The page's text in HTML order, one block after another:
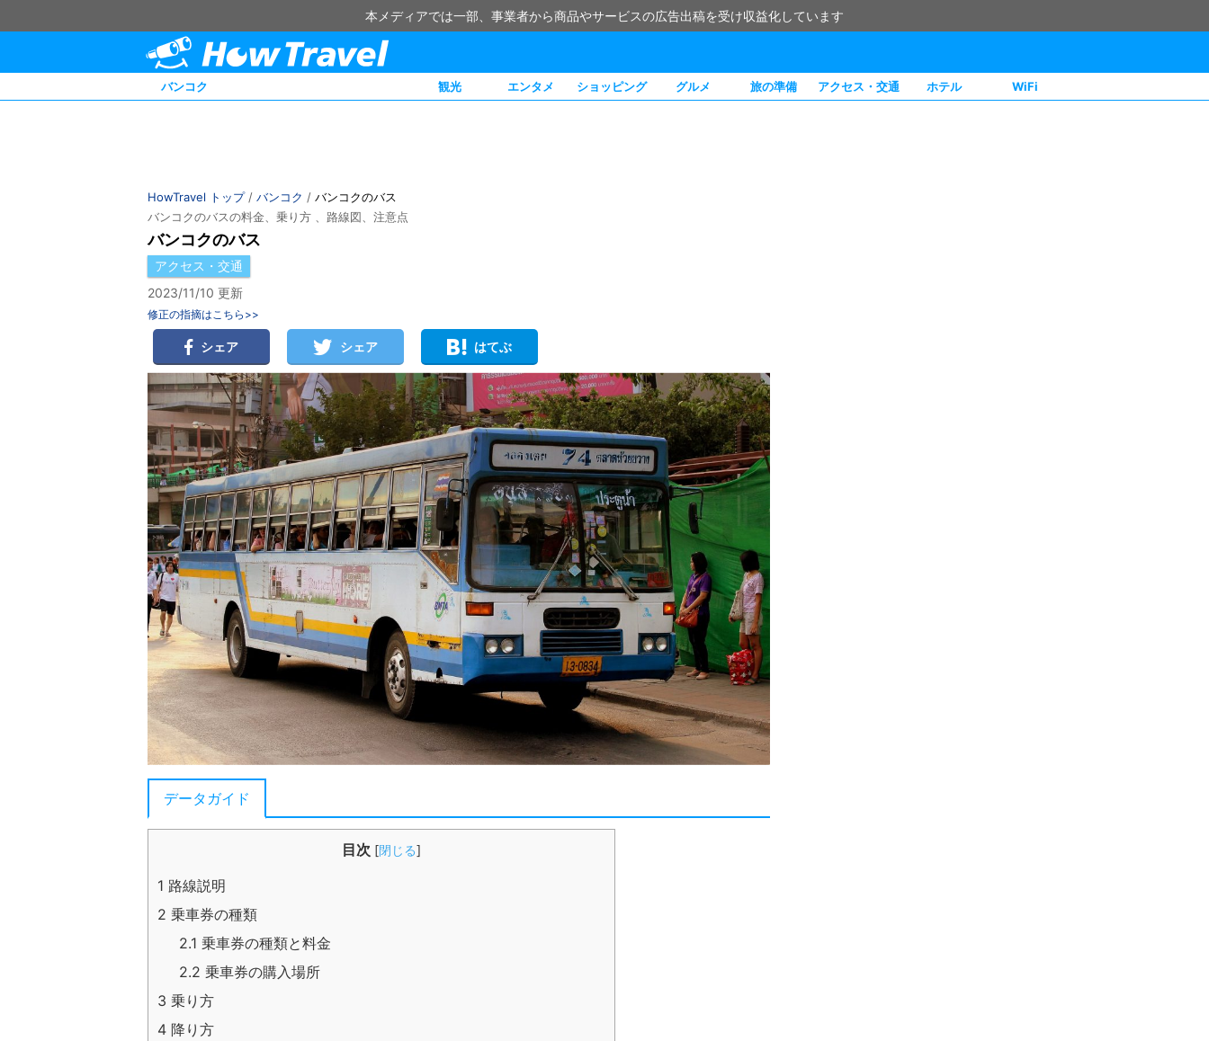
本メディアでは一部、事業者から商品やサービスの広告出稿を受け収益化しています
バンコク 観光 エンタメ ショッピング グルメ 旅の準備 アクセス・交通 ホテル WiFi
HowTravel トップ/ バンコク / バンコクのバス
バンコクのバスの料金、乗り方 、路線図、注意点
バンコクのバス
アクセス・交通
2023/11/10 更新
修正の指摘はこちら>>
シェア シェア はてぶ
データガイド
目次 [閉じる]
1 路線説明
2 乗車券の種類
2.1 乗車券の種類と料金
2.2 乗車券の購入場所
3 乗り方
4 降り方